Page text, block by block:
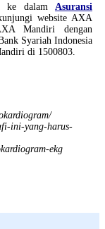
ke dalam Asuransi
website AXA
Mandiri dengan
Syariah Indonesia
di 1500803.
ini-yang-harus-
ekg